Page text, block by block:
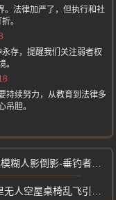
。法律加严了，但执行和社
。
存，提醒我们关注弱者权
。
持续努力，从教育到法律多
吊胆。
-垂钓者接连撞见诡异景象
屋桌椅乱飞引全网热议